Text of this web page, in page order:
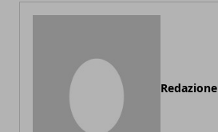
Redazione